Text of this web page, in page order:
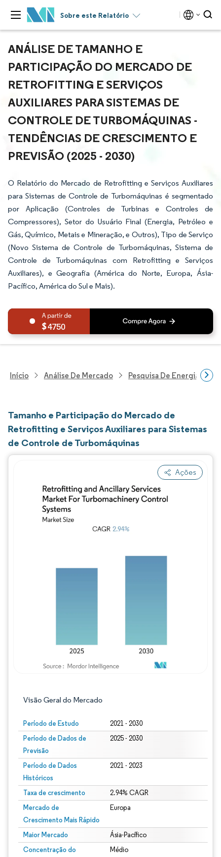
Sobre este Relatório
ANÁLISE DE TAMANHO E
PARTICIPAÇÃO DO MERCADO DE
RETROFITTING E SERVIÇOS
AUXILIARES PARA SISTEMAS DE
CONTROLE DE TURBOMÁQUINAS -
TENDÊNCIAS DE CRESCIMENTO E
PREVISÃO (2025 - 2030)
O Relatório do Mercado de Retrofitting e Serviços Auxiliares
para Sistemas de Controle de Turbomáquinas é segmentado
por Aplicação (Controles de Turbinas e Controles de
Compressores), Setor do Usuário Final (Energia, Petróleo e
Gás, Químico, Metais e Mineração, e Outros), Tipo de Serviço
(Novo Sistema de Controle de Turbomáquinas, Sistema de
Controle de Turbomáquinas com Retrofitting e Serviços
Auxiliares), e Geografia (América do Norte, Europa, Ásia-
Pacífico, América do Sul e Mais).
4750
Início Análise De Mercado Pesquisa De Energia E
Tamanho e Participação do Mercado de
Retrofitting e Serviços Auxiliares para Sistemas
de Controle de Turbomáquinas
Ações
Visão Geral do Mercado
Período de Estudo 2021 - 2030
Período de Dados de
Previsão
2025 - 2030
Período de Dados
Históricos
2021 - 2023
Taxa de crescimento 2.94% CAGR
Mercado de
Crescimento Mais Rápido
Europa
Maior Mercado Ásia-Pacífico
Concentração do
Médio